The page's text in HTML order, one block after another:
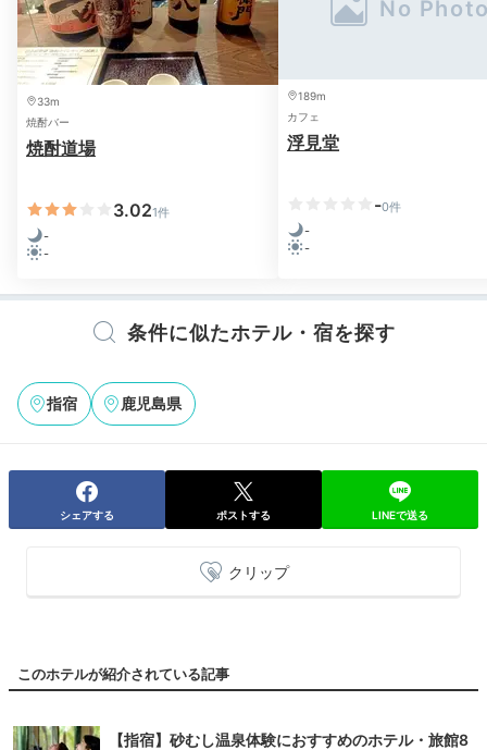
33m
焼酎バー
焼酎道場
3.021件
-
-
189m
カフェ
浮見堂
-0件
-
-
条件に似たホテル・宿を探す
指宿 鹿児島県
シェアする ポストする LINEで送る
クリップ
このホテルが紹介されている記事
【指宿】砂むし温泉体験におすすめのホテル・旅館8